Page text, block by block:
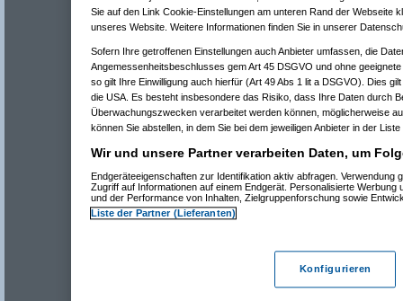
Sie auf den Link Cookie-Einstellungen am unteren Rand der Webseite
unseres Website. Weitere Informationen finden Sie in unserer
Sofern Ihre getroffenen Einstellungen auch Anbieter umfassen, die
Angemessenheitsbeschlusses gem Art 45 DSGVO und ohne
so gilt Ihre Einwilligung auch hierfür (Art 49 Abs 1 lit a DSGVO). Dies
die USA. Es besteht insbesondere das Risiko, dass Ihre Daten durch
Überwachungszwecken verarbeitet werden können, möglicherweise
können Sie abstellen, in dem Sie bei dem jeweiligen Anbieter in der
Wir und unsere Partner verarbeiten Daten, um
Endgeräteeigenschaften zur Identifikation aktiv abfragen. Verwendung
Zugriff auf Informationen auf einem Endgerät. Personalisierte Werbung
und der Performance von Inhalten, Zielgruppenforschung sowie
Liste der Partner (Lieferanten)
Konfigurieren